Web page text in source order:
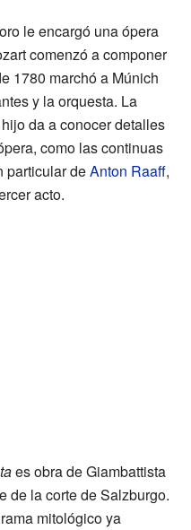
le encargó una ópera
comenzó a componer
1780 marchó a Múnich
y la orquesta. La
da a conocer detalles
como las continuas
particular deAnton Raaff,
acto.
es obra de Giambattista
de la corte de Salzburgo.
mitológico ya